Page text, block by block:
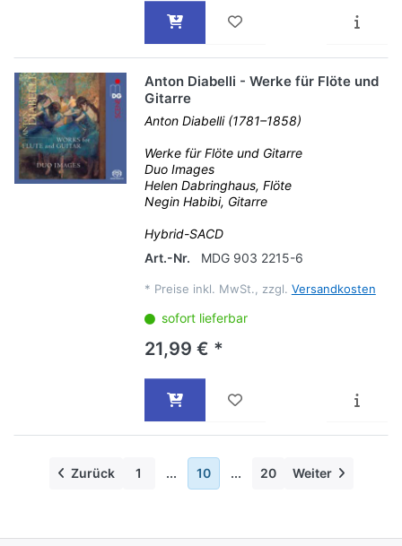
Anton Diabelli - Werke für Flöte und
Gitarre
Anton Diabelli (1781–1858)
Werke für Flöte und Gitarre
Duo Images
Helen Dabringhaus, Flöte
Negin Habibi, Gitarre
Hybrid-SACD
Art.-Nr.
MDG 903 2215-6
* Preise inkl. MwSt., zzgl. Versandkosten
sofort lieferbar
21,99 € *
Zurück 1 ... 10 ... 20 Weiter